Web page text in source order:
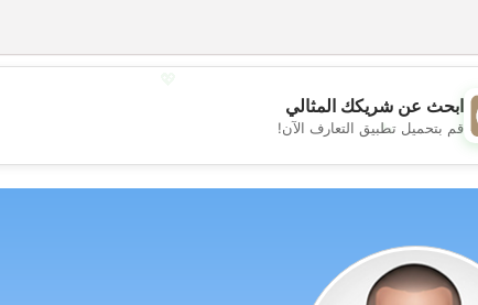
💖
💕
ابحث عن شريكك المثالي
قم بتحميل تطبيق التعارف الآن!